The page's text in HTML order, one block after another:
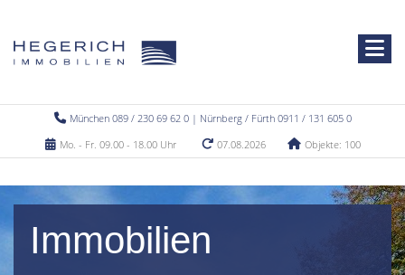
München 089 / 230 69 62 0 | Nürnberg / Fürth 0911 / 131 605 0
Mo. - Fr. 09.00 - 18.00 Uhr
07.08.2026 Objekte: 100
Immobilien